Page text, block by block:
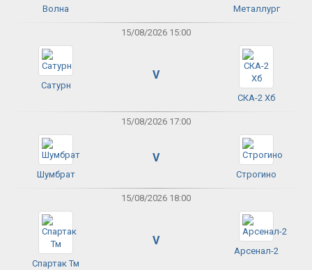
Волна Металлург
15/08/2026 15:00
Сатурн
V
СКА-2 Хб
15/08/2026 17:00
Шумбрат
V
Строгино
15/08/2026 18:00
Спартак Тм
V
Арсенал-2